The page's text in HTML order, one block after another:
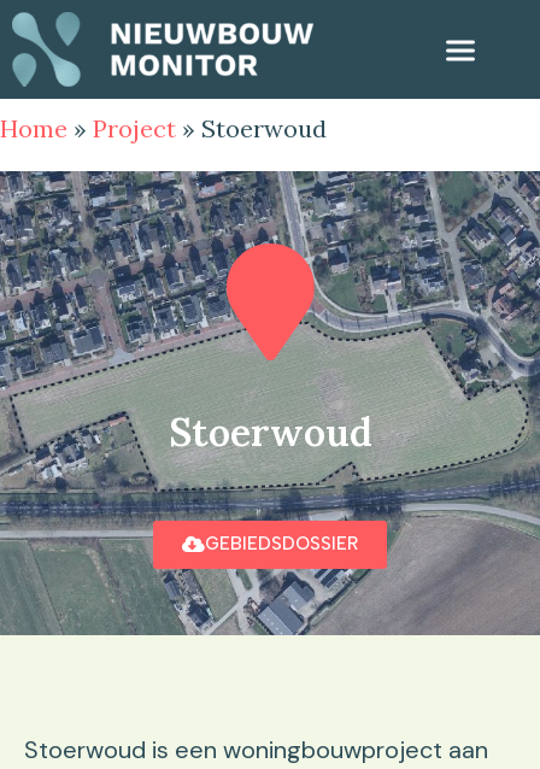
Home » Project » Stoerwoud
Stoerwoud
GEBIEDSDOSSIER
Stoerwoud is een woningbouwproject aan